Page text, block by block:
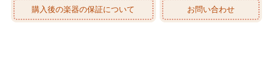
購入後の楽器の保証について お問い合わせ